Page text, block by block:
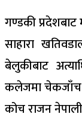
गण्डकी प्रदेशबाट
साहारा
बेलुकीबाट
कलेजमा चेकजाँच
कोच राजन